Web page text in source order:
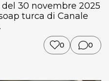
30 novembre 2025
turca di Canale
0 0